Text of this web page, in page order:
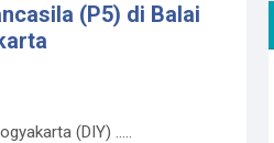
(P5) di Balai
(DIY) .....